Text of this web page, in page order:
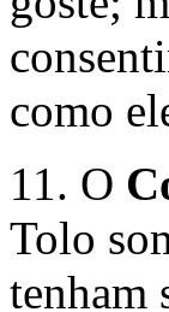
como
11. O
Tolo
tenham